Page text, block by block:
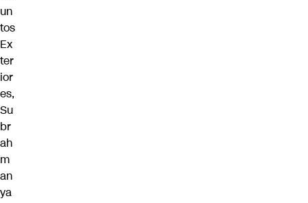
un
tos
Ex
ter
ior
es,
Su
br
ah
m
an
ya